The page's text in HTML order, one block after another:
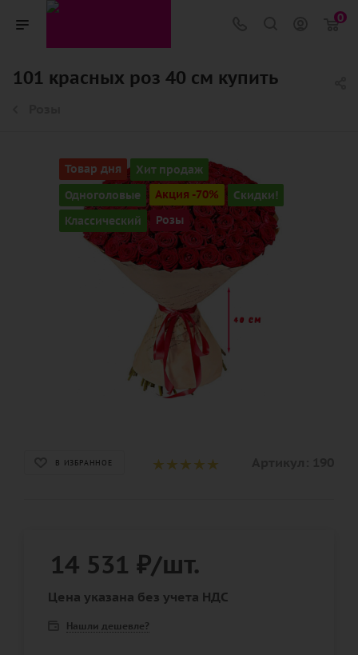
0
101 красных роз 40 см купить
Товар дня
Хит продаж
Одноголовые
Акция -70%
Скидки!
Классический
Розы
В ИЗБРАННОЕ
14 531 ₽/шт.
Цена указана без учета НДС
Нашли дешевле?